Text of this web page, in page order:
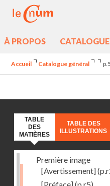
À PROPOS
Accueil Catalogue général
TABLE
DES
MATIÈRES
TABLE DES
ILLUSTRATIONS
Première image
[Avertissement]